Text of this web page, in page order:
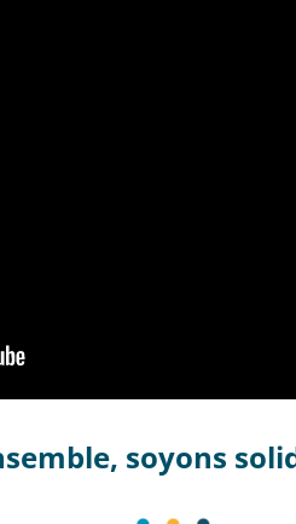
soyons